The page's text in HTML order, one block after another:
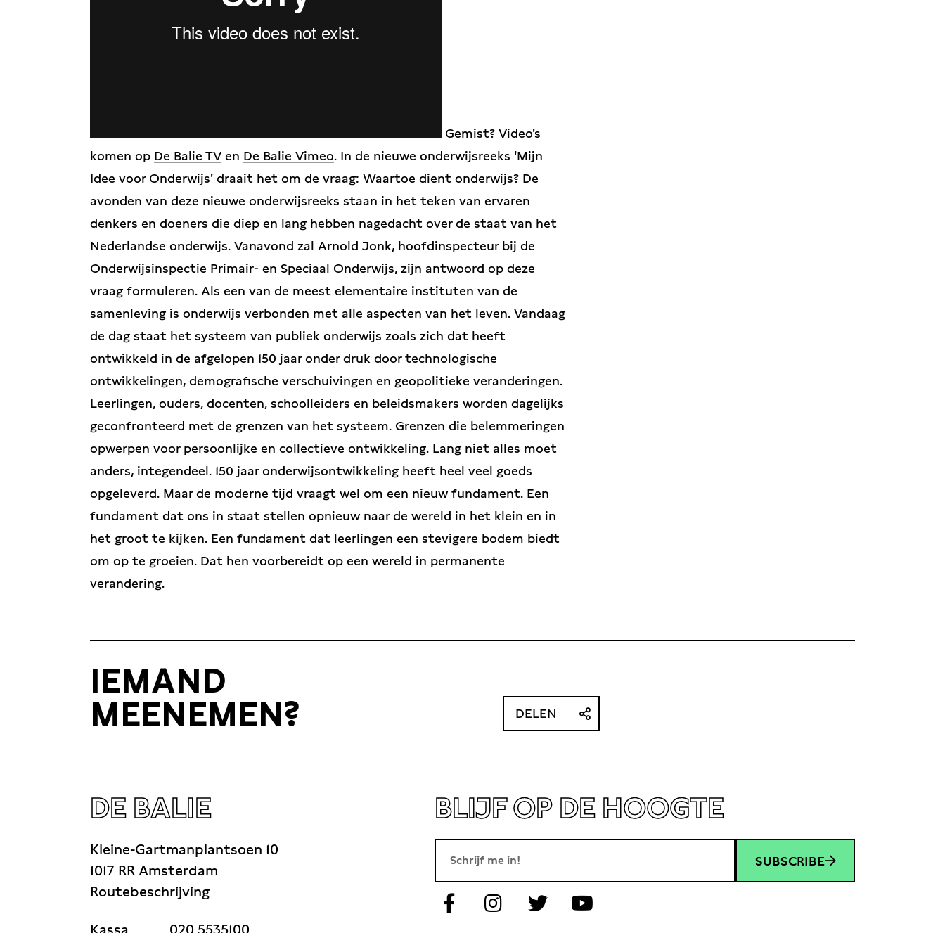
Gemist? Video's
komen op De Balie TV en De Balie Vimeo. In de nieuwe onderwijsreeks 'Mijn
Idee voor Onderwijs' draait het om de vraag: Waartoe dient onderwijs? De
avonden van deze nieuwe onderwijsreeks staan in het teken van ervaren
denkers en doeners die diep en lang hebben nagedacht over de staat van het
Nederlandse onderwijs. Vanavond zal Arnold Jonk, hoofdinspecteur bij de
Onderwijsinspectie Primair- en Speciaal Onderwijs, zijn antwoord op deze
vraag formuleren. Als een van de meest elementaire instituten van de
samenleving is onderwijs verbonden met alle aspecten van het leven. Vandaag
de dag staat het systeem van publiek onderwijs zoals zich dat heeft
ontwikkeld in de afgelopen 150 jaar onder druk door technologische
ontwikkelingen, demografische verschuivingen en geopolitieke veranderingen.
Leerlingen, ouders, docenten, schoolleiders en beleidsmakers worden dagelijks
geconfronteerd met de grenzen van het systeem. Grenzen die belemmeringen
opwerpen voor persoonlijke en collectieve ontwikkeling. Lang niet alles moet
anders, integendeel. 150 jaar onderwijsontwikkeling heeft heel veel goeds
opgeleverd. Maar de moderne tijd vraagt wel om een nieuw fundament. Een
fundament dat ons in staat stellen opnieuw naar de wereld in het klein en in
het groot te kijken. Een fundament dat leerlingen een stevigere bodem biedt
om op te groeien. Dat hen voorbereidt op een wereld in permanente
verandering.
IEMAND
MEENEMEN?
DELEN
DE BALIE
Kleine-Gartmanplantsoen 10
1017 RR Amsterdam
Routebeschrijving
Kassa 020 5535100
BLIJF OP DE HOOGTE
SUBSCRIBE